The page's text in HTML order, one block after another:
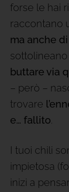
forse le hai
raccontano
ma anche
buttare via
– però –
trovare
e… fallito.
I tuoi chili
impietosa
inizi a